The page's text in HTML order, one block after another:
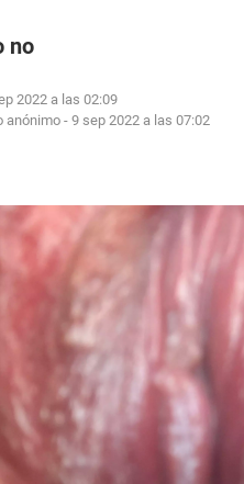
no
2022 a las 02:09
anónimo - 9 sep 2022 a las 07:02